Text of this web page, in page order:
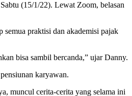
(15/1/22). Lewat Zoom, belasan
praktisi dan akademisi pajak
bisa sambil bercanda,” ujar Danny.
karyawan.
muncul cerita-cerita yang selama ini